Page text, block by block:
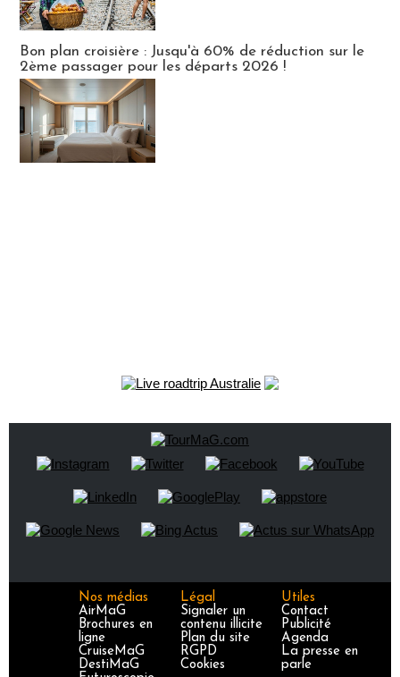
Bon plan croisière : Jusqu'à 60% de réduction sur le
2ème passager pour les départs 2026 !
Nos médias
AirMaG
Brochures en
ligne
CruiseMaG
DestiMaG
Légal
Signaler un
contenu illicite
Plan du site
RGPD
Cookies
Utiles
Contact
Publicité
Agenda
La presse en
parle